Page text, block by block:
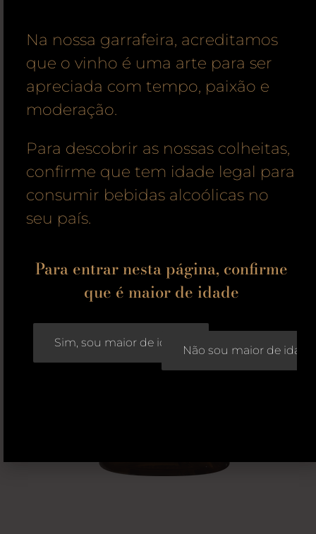
Na nossa garrafeira, acreditamos
que o vinho é uma arte para ser
apreciada com tempo, paixão e
moderação.
Para descobrir as nossas colheitas,
confirme que tem idade legal para
consumir bebidas alcoólicas no
seu país.
Para entrar nesta página, confirme
que é maior de idade
Sim, sou maior de idade
Não sou maior de idade